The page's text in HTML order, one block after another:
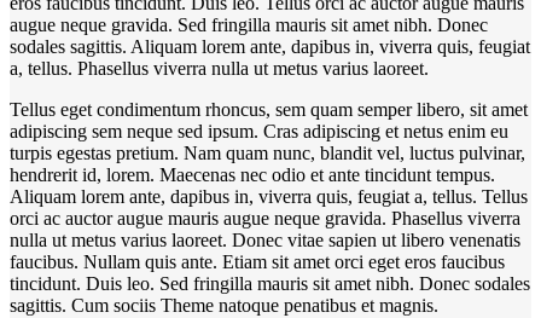
augue neque gravida. Sed fringilla mauris sit amet nibh. Donec
sodales sagittis. Aliquam lorem ante, dapibus in, viverra quis, feugiat
a, tellus. Phasellus viverra nulla ut metus varius laoreet.
Tellus eget condimentum rhoncus, sem quam semper libero, sit amet
adipiscing sem neque sed ipsum. Cras adipiscing et netus enim eu
turpis egestas pretium. Nam quam nunc, blandit vel, luctus pulvinar,
hendrerit id, lorem. Maecenas nec odio et ante tincidunt tempus.
Aliquam lorem ante, dapibus in, viverra quis, feugiat a, tellus. Tellus
orci ac auctor augue mauris augue neque gravida. Phasellus viverra
nulla ut metus varius laoreet. Donec vitae sapien ut libero venenatis
faucibus. Nullam quis ante. Etiam sit amet orci eget eros faucibus
tincidunt. Duis leo. Sed fringilla mauris sit amet nibh. Donec sodales
sagittis. Cum sociis Theme natoque penatibus et magnis.